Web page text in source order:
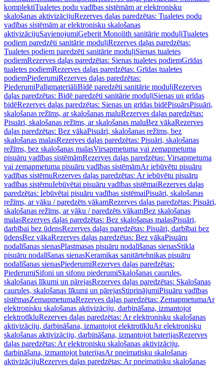
komplektiTualetes podu vadības sistēmām ar elektronisku
skalošanas aktivizācijuRezerves daļas paredzētas: Tualetes podu
vadības sistēmām ar elektronisku skalošanas
aktivizācijuSavienojumiGeberit Monolith sanitārie moduļiTualetes
podiem paredzēti sanitārie moduļiRezerves daļas paredzētas:
Tualetes podiem paredzēti sanitārie moduļiSienas tualetes
podiemRezerves daļas paredzētas: Sienas tualetes podiemGrīdas
tualetes podiemRezerves daļas paredzētas: Grīdas tualetes
podiemPiederumiRezerves daļas paredzētas:
PiederumiPalīgmateriāliBidē paredzēti sanitārie moduļiRezerves
daļas paredzētas: Bidē paredzēti sanitārie moduļiSienas un grīdas
bidēRezerves daļas paredzētas: Sienas un grīdas bidēPisuārsPisuāri,
skalošanas režīms, ar skalošanas maluRezerves daļas paredzētas:
Pisuāri, skalošanas režīms, ar skalošanas maluBez vākaRezerves
daļas paredzētas: Bez vākaPisuāri, skalošanas režīms, bez
skalošanas malasRezerves daļas paredzētas: Pisuāri, skalošanas
režīms, bez skalošanas malasVirsapmetuma vai zemapmetuma
pisuāru vadības sistēmāmRezerves daļas paredzētas: Virsapmetuma
vai zemapmetuma pisuāru vadības sistēmāmAr iebūvētu pisuāru
vadības sistēmuRezerves daļas paredzētas: Ar iebūvētu pisuāru
vadības sistēmuIebūvētai pisuāru vadības sistēmaiRezerves daļas
paredzētas: Iebūvētai pisuāru vadības sistēmaiPisuāri, skalošanas
režīms, ar vāku / paredzēts vākamRezerves daļas paredzētas: Pisuāri,
skalošanas režīms, ar vāku / paredzēts vākamBez skalošanas
malasRezerves daļas paredzētas: Bez skalošanas malasPisuāri,
darbībai bez ūdensRezerves daļas paredzētas: Pisuāri, darbībai bez
ūdensBez vākaRezerves daļas paredzētas: Bez vākaPisuāru
nodalīšanas sienasPlastmasas pisuāru nodalīšanas sienasStikla
pisuāru nodalīšanas sienasKeramikas sanitārtehnikas pisuāru
nodalīšanas sienasPiederumiRezerves daļas paredzētas:
PiederumiSifoni un sifonu piederumiSkalošanas caurules,
skalošanas līkumi un pārejasRezerves daļas paredzētas: Skalošanas
caurules, skalošanas līkumi un pārejasStiprinājumiPisuāru vadības
sistēmasZemapmetumaRezerves daļas paredzētas: ZemapmetumaAr
elektronisku skalošanas aktivizāciju, darbināšana, izmantojot
elektrotīkluRezerves daļas paredzētas: Ar elektronisku skalošanas
aktivizāciju, darbināšana, izmantojot elektrotīkluAr elektronisku
skalošanas aktivizāciju, darbināšana, izmantojot baterijasRezerves
daļas paredzētas: Ar elektronisku skalošanas aktivizāciju,
darbināšana, izmantojot baterijasAr pneimatisku skalošanas
aktivizācijuRezerves daļas paredzētas: Ar pneimatisku skalošanas